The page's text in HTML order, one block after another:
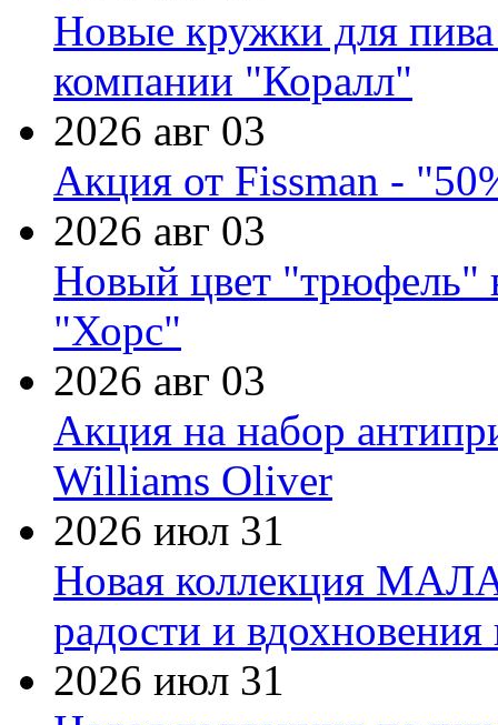
Новые кружки для
компании "Коралл"
2026 авг 03
Акция от Fissman -
2026 авг 03
Новый цвет "трюфель"
"Хорс"
2026 авг 03
Акция на набор
Williams Oliver
2026 июл 31
Новая коллекция
радости и
2026 июл 31